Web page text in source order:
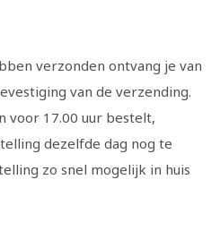
verzonden ontvang je van
van de verzending.
voor 17.00 uur bestelt,
dezelfde dag nog te
zo snel mogelijk in huis